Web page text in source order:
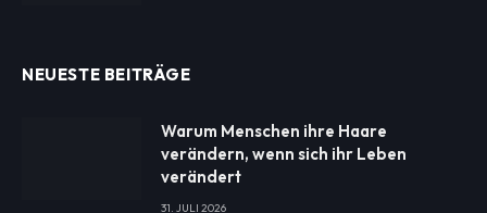
NEUESTE BEITRÄGE
Warum Menschen ihre Haare
verändern, wenn sich ihr Leben
verändert
31. JULI 2026